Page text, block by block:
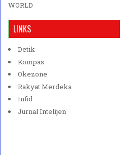
WORLD
LINKS
Detik
Kompas
Okezone
Rakyat Merdeka
Infid
Jurnal Intelijen